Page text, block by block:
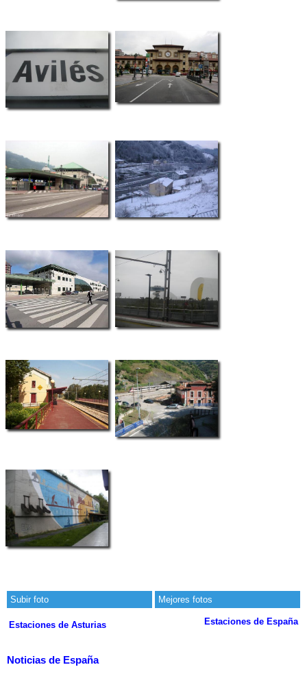
Subir foto Mejores fotos
Estaciones de Asturias Estaciones de España
Noticias de España